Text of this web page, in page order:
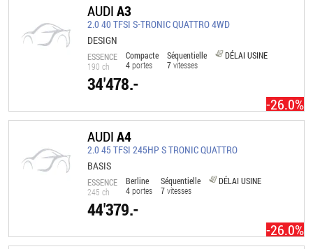
AUDIA3
2.0 40 TFSI S-TRONIC QUATTRO 4WD
DESIGN
ESSENCE
190 ch
Compacte
4portes
Séquentielle
7vitesses
DÉLAI USINE
-26.0%
34'478.-
AUDIA4
2.0 45 TFSI 245HP S TRONIC QUATTRO
BASIS
ESSENCE
245 ch
Berline
4portes
Séquentielle
7vitesses
DÉLAI USINE
-26.0%
44'379.-